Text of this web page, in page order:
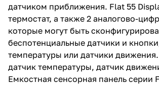
датчиком приближения. Flat 55
термостат, а также 2 аналогово-
которые могут быть
беспотенциальные датчики и
температуры или датчики
датчик температуры, датчик
Емкостная сенсорная панель серии